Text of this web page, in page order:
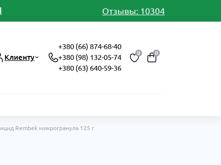
Отзывы: 10304
Клиенту
+380 (66) 874-68-40
+380 (98) 132-05-74
+380 (63) 640-59-36
0 0
Rembek микрогранула 125 г